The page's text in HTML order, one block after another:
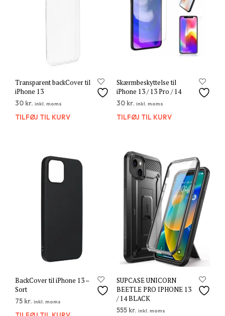
Transparent backCover til
iPhone 13
30 kr. inkl. moms
TILFØJ TIL KURV
Skærmbeskyttelse til
iPhone 13 / 13 Pro / 14
30 kr. inkl. moms
TILFØJ TIL KURV
BackCover til iPhone 13 –
Sort
75 kr. inkl. moms
SUPCASE UNICORN
BEETLE PRO IPHONE 13
/ 14 BLACK
555 kr. inkl. moms